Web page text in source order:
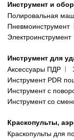
Инструмент и
Полировальная
Пневмоинструмент
Электроинструмент
Инструмент для
Аксессуары ПДР
Инструмент PDR
Инструмент с
Инструмент со
Краскопульты,
Краскопульты для